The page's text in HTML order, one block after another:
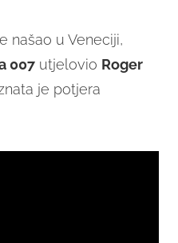
našao u Veneciji,
007 utjelovio Roger
je potjera